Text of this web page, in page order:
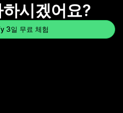
시겠어요?
3일 무료 체험